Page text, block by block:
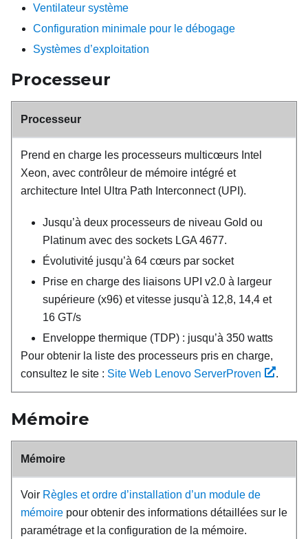
Ventilateur système
Configuration minimale pour le débogage
Systèmes d’exploitation
Processeur
Processeur
Prend en charge les processeurs multicœurs Intel
Xeon, avec contrôleur de mémoire intégré et
architecture Intel Ultra Path Interconnect (UPI).
Jusqu’à deux processeurs de niveau Gold ou
Platinum avec des sockets LGA 4677.
Évolutivité jusqu’à 64 cœurs par socket
Prise en charge des liaisons UPI v2.0 à largeur
supérieure (x96) et vitesse jusqu'à 12,8, 14,4 et
16 GT/s
Enveloppe thermique (TDP) : jusqu’à 350 watts
Pour obtenir la liste des processeurs pris en charge,
consultez le site : Site Web Lenovo ServerProven .
Mémoire
Mémoire
Voir Règles et ordre d’installation d’un module de
mémoire pour obtenir des informations détaillées sur le
paramétrage et la configuration de la mémoire.